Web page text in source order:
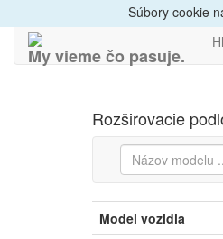
Dovoz do 24h
My vieme čo pasuje.
Rozširovacie
Model vozidla
Súbory cookie